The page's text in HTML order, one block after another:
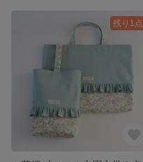
残り1点